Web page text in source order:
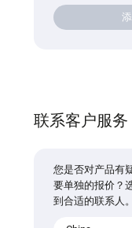
联系客户服务
您是否对产品有
要单独的报价？
到合适的联系人。